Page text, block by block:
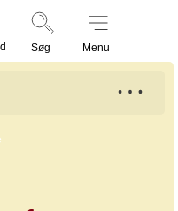
Søg Menu